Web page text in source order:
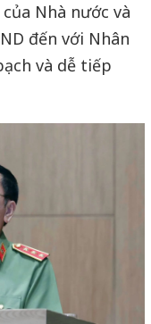
Nhà nước và
đến với Nhân
và dễ tiếp